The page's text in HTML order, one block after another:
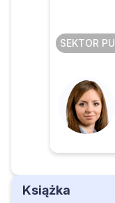
SEKTOR
Książka